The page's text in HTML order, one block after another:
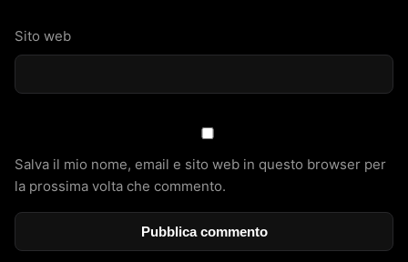
Sito web
Salva il mio nome, email e sito web in questo browser per
la prossima volta che commento.